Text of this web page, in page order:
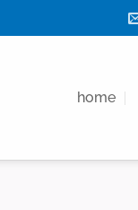
home